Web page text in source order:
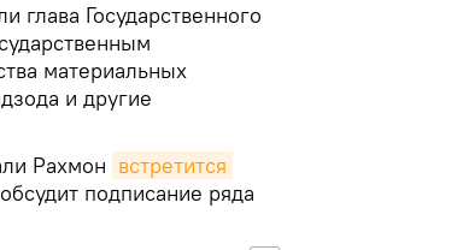
глава Государственного
материальных
и другие
Рахмон встретится
подписание ряда